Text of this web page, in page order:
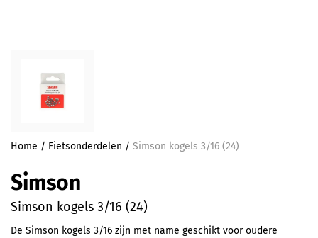
Home / Fietsonderdelen / Simson kogels 3/16 (24)
Simson
Simson kogels 3/16 (24)
De Simson kogels 3/16 zijn met name geschikt voor oudere